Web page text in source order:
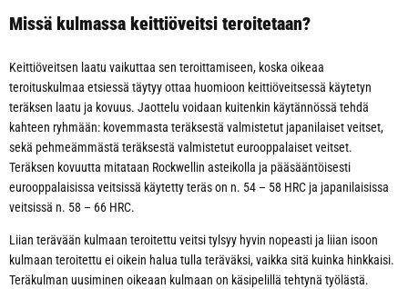
Missä kulmassa keittiöveitsi teroitetaan?
Keittiöveitsen laatu vaikuttaa sen teroittamiseen, koska oikeaa
teroituskulmaa etsiessä täytyy ottaa huomioon keittiöveitsessä käytetyn
teräksen laatu ja kovuus. Jaottelu voidaan kuitenkin käytännössä tehdä
kahteen ryhmään: kovemmasta teräksestä valmistetut japanilaiset veitset,
sekä pehmeämmästä teräksestä valmistetut eurooppalaiset veitset.
Teräksen kovuutta mitataan Rockwellin asteikolla ja pääsääntöisesti
eurooppalaisissa veitsissä käytetty teräs on n. 54 – 58 HRC ja japanilaisissa
veitsissä n. 58 – 66 HRC.
Liian terävään kulmaan teroitettu veitsi tylsyy hyvin nopeasti ja liian isoon
kulmaan teroitettu ei oikein halua tulla teräväksi, vaikka sitä kuinka hinkkaisi.
Teräkulman uusiminen oikeaan kulmaan on käsipelillä tehtynä työlästä.